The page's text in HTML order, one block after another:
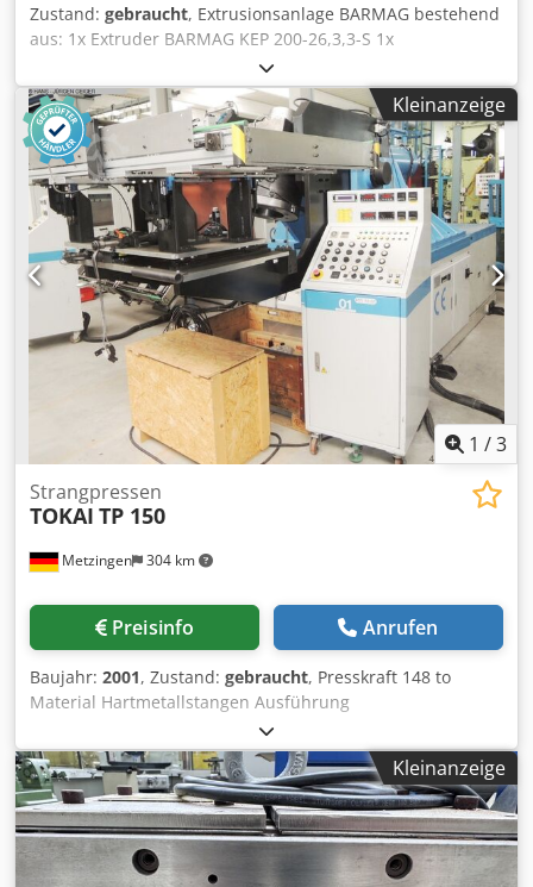
Zustand: gebraucht, Extrusionsanlage BARMAG bestehend
aus: 1x Extruder BARMAG KEP 200-26,3,3-S 1x
Übersetzungsgetriebe KNÖDLER FZ 6000 2_Z-ED 200 - NEU
Bj. 2016 1x Antriebsmotor SIEMENS 1GG6208 mit
Fremdlüftung 470V, 468A, 206kw, 2600U/min, Err. 310V,
6,8A - NEU Bj. 2015 1x Steuereinheit 1x Dosierheit SCHOLZ
inlk. Aufgabetrichter mit Füllstandssensor - Bj. 2004
Credpjuak Nlsfx Abref Anlagenmerkmale: -
Einwellenextruder, Bj. ca1973 - Durchsatz 800kg/h -
Umbau auf neuen Antrieb + Getriebe 2016 -
Schneckendurchmesser 200mm - Schneckenlänge
5266mm - Verfahrenstechnische Länge 26,3D - Geometrie:
Einzug - Barriere - Mischteil - Material Schnecke: nitrierter
Stahl - Technische Unterlagen Zwischenverkauf
vorbehalten Anfragen bitte nur per E-Mail Hinweis: Die
Maschine ist noch installiert, und kann vor Ort besichtigt
werden. Der Käufer muss sie selbst ausbauen und den
Versand organisieren. Dies ist nicht Teil des
Angebotspreises.
Kleinanzeige
1 /3
Metzingen 304 km
Strangpressen
TOKAI TP 150
Preisinfo Anrufen
Baujahr: 2001, Zustand: gebraucht, Presskraft 148 to
Material Hartmetallstangen Ausführung
Extrusionspressvorgang 0 T O K A I (Japan) hydraulische
Strangpresse für Hartmetallstangen Type TP 150 Baujahr
2001 _____ Druckleistung des Extrusionszylinders 10 - 148
to Göße des Druckzylinders innen 300 x 900 mm Hub des
Druckzylinders 900 mm Hubgeschwindigkeit
vorw./rückw./extrudern 10/11/ 8 mm/sek. Materialzylinder
neigbar bis 60 (90) ° Größe des Werkstücktablets 143 x 800
Kleinanzeige